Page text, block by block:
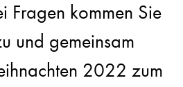
Fragen kommen Sie
und gemeinsam
2022 zum